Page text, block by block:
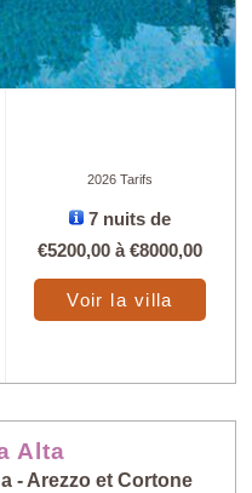
2026 Tarifs
7 nuits de
€5200,00 à€8000,00
Voir la villa
Alta
- Arezzo et Cortone